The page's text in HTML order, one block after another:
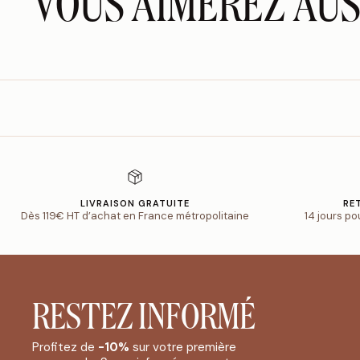
LIVRAISON GRATUITE
Dès 119€ HT d’achat en France métropolitaine 14 jours
RESTEZ INFORMÉ
Profitez de -10% sur votre première